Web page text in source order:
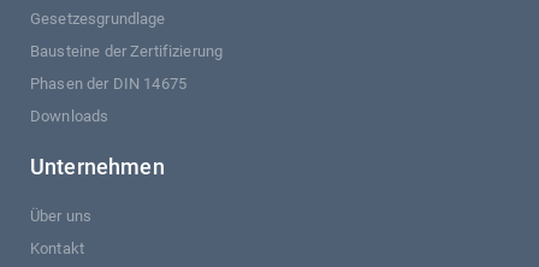
Gesetzesgrundlage
Bausteine der Zertifizierung
Phasen der DIN 14675
Downloads
Unternehmen
Über uns
Kontakt